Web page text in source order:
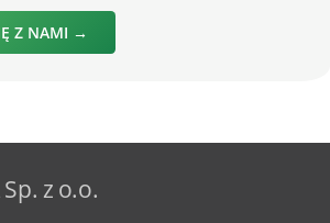
Z NAMI →
z o.o.